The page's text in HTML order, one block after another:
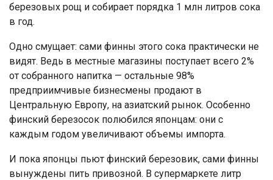
березовых рощ и собирает порядка 1 млн литров сока
в год.
Одно смущает: сами финны этого сока практически не
видят. Ведь в местные магазины поступает всего 2%
от собранного напитка — остальные 98%
предприимчивые бизнесмены продают в
Центральную Европу, на азиатский рынок. Особенно
финский березосок полюбился японцам: они с
каждым годом увеличивают объемы импорта.
И пока японцы пьют финский березовик, сами финны
вынуждены пить привозной. В супермаркете литр